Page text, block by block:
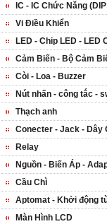
IC - IC Chức Năng
Vi Điều Khiển
LED - Chip LED - LED
Cảm Biến - Bộ Cảm
Còi - Loa - Buzzer
Nút nhấn - công tắc -
Thạch anh
Conecter - Jack - Dây
Relay
Nguồn - Biến Áp -
Cầu Chì
Aptomat - Khởi động
Màn Hình LCD